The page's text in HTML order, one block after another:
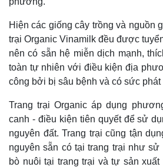
Hiện các giống cây trồng và nguồn
trại Organic Vinamilk đều được
nên có sẵn hệ miễn dịch mạnh,
toàn tự nhiên với điều kiện địa
công bởi bị sâu bệnh và có sức phát
Trang trại Organic áp dụng
canh - điều kiện tiên quyết để sử
nguyên đất. Trang trại cũng tận
nguyên sẵn có tại trang trại như
bò nuôi tại trang trại và tự sản